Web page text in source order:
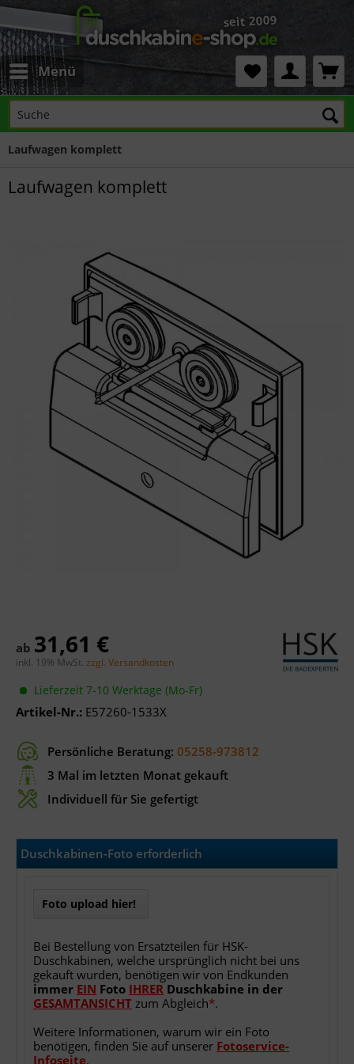
Menü
Laufwagen komplett
Laufwagen komplett
ab 31,61 €
inkl. 19% MwSt. zzgl. Versandkosten
Lieferzeit 7-10 Werktage (Mo-Fr)
Artikel-Nr.: E57260-1533X
Persönliche Beratung: 05258-973812
3 Mal im letzten Monat gekauft
Individuell für Sie gefertigt
Duschkabinen-Foto erforderlich
Foto upload hier!
Bei Bestellung von Ersatzteilen für HSK-
Duschkabinen, welche ursprünglich nicht bei uns
gekauft wurden, benötigen wir von Endkunden
immer EIN Foto IHRER Duschkabine in der
GESAMTANSICHT zum Abgleich*.
Weitere Informationen, warum wir ein Foto
benötigen, finden Sie auf unserer Fotoservice-
Infoseite.